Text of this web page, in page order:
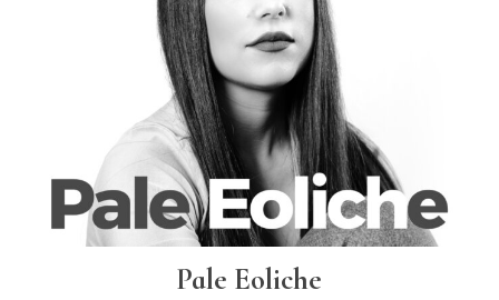
Pale Eoliche